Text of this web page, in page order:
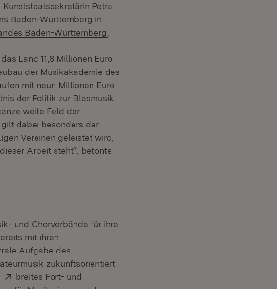
Petra
Baden-Württemberg in
Baden-Württemberg
Land 11,8 Millionen Euro
der Musikakademie des
mit neun Millionen Euro
der Politik zur Blasmusik.
weite Feld der
dabei besonders der
Vereinen geleistet wird,
Fenster)Arbeit steht“, betonte
und Chorverbände für ihre
mit ihren
Aufgabe des
zukunftsorientiert
Extern:
breites Fort- und